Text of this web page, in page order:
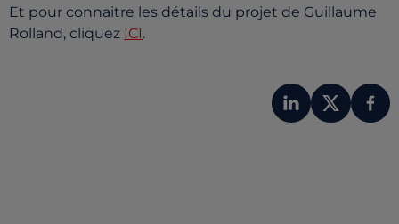
Et pour connaitre les détails du projet de Guillaume
Rolland, cliquez ICI.